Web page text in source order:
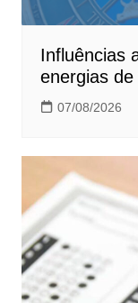
Influências
energias
07/08/2026